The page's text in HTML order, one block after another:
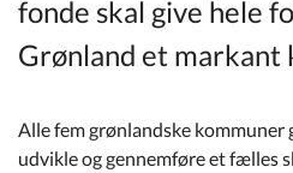
Om Kommunen
fonde skal give hele
Grønland et
Alle fem grønlandske kommuner
udvikle og gennemføre et fælles